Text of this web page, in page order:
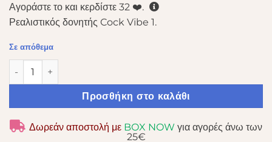
Αγοράστε το και κερδίστε 32 ❤️.
Ρεαλιστικός δονητής Cock Vibe 1.
Σε απόθεμα
DR. SKIN COCK VIBE 1 FLESH ποσότητα
Προσθήκη στο καλάθι
Δωρεάν αποστολή με BOX NOW για αγορές άνω των
25€